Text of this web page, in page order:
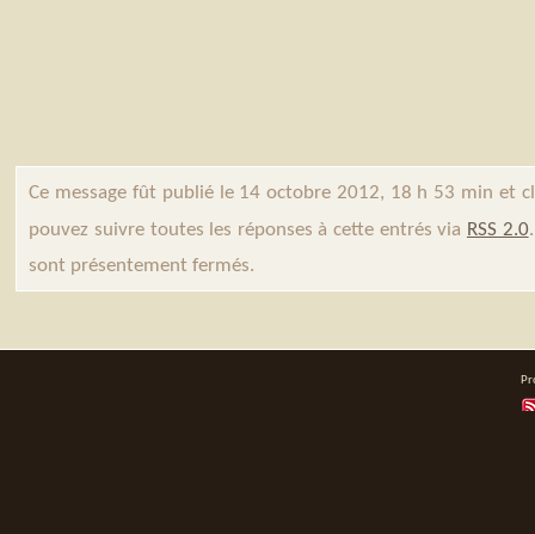
Ce message fût publié le 14 octobre 2012, 18 h 53 min et
pouvez suivre toutes les réponses à cette entrés via RSS 2.0
sont présentement fermés.